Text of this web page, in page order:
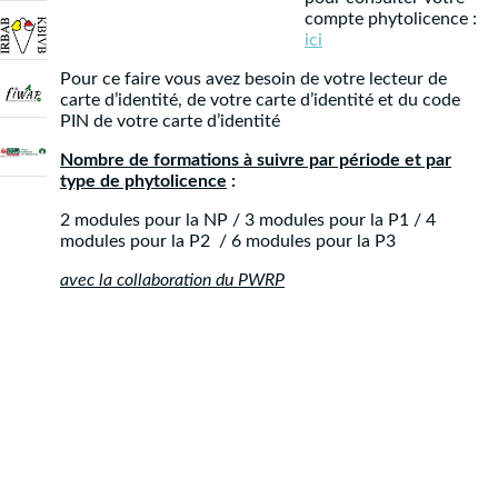
compte phytolicence :
ici
Pour ce faire vous avez besoin de votre lecteur de
carte d’identité, de votre carte d’identité et du code
PIN de votre carte d’identité
Nombre de formations à suivre par période et par
type de phytolicence :
2 modules pour la NP / 3 modules pour la P1 / 4
modules pour la P2 / 6 modules pour la P3
avec la collaboration du PWRP